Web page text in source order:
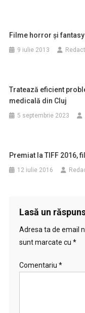
Filme horror şi
9 iulie 2013
Tratează eficient
medicală din Cluj
5 septembrie 2023
Premiat la TIFF 2016,
12 iulie 2016
Lasă un
Adresa ta de email
sunt marcate cu *
Comentariu *